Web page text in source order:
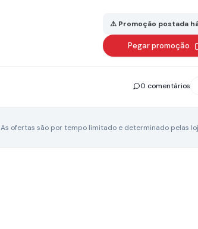
⚠️ Promoção postada
Pegar promoção
0 comentários
As ofertas são por tempo limitado e determinado pelas